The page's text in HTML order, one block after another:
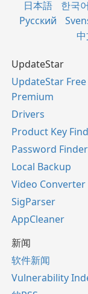
日本語
한국어
Русский
UpdateStar
UpdateStar
Premium
Drivers
Product Key
Password Finder
Local Backup
Video Converter
SigParser
AppCleaner
新闻
软件新闻
Vulnerability